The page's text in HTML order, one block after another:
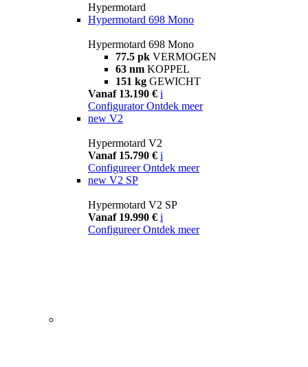
Hypermotard
Hypermotard 698 Mono
Hypermotard 698 Mono
77.5 pk VERMOGEN
63 nm KOPPEL
151 kg GEWICHT
Vanaf 13.190 € i
Configurator Ontdek meer
new V2
Hypermotard V2
Vanaf 15.790 € i
Configureer Ontdek meer
new V2 SP
Hypermotard V2 SP
Vanaf 19.990 € i
Configureer Ontdek meer